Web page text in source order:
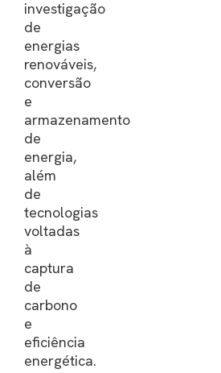
investigação
de
energias
renováveis,
conversão
e
armazenamento
de
energia,
além
de
tecnologias
voltadas
à
captura
de
carbono
e
eficiência
energética.